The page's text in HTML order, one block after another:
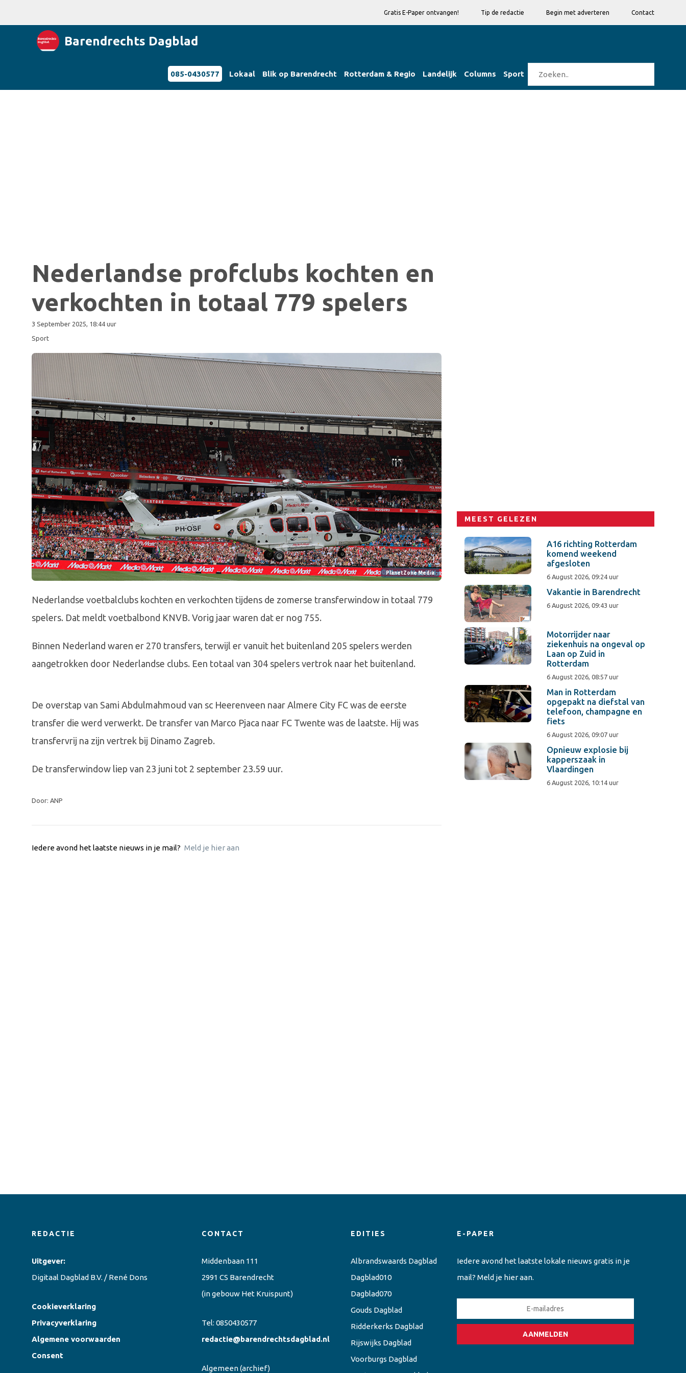
Gratis E-Paper ontvangen! Tip de redactie Begin met adverteren Contact
Barendrechts Dagblad
085-0430577 Lokaal Blik op Barendrecht Rotterdam & Regio Landelijk Columns Sport
Nederlandse profclubs kochten en
verkochten in totaal 779 spelers
3 September 2025, 18:44 uur
Sport
PlanetZone Media
Nederlandse voetbalclubs kochten en verkochten tijdens de zomerse transferwindow in totaal 779
spelers. Dat meldt voetbalbond KNVB. Vorig jaar waren dat er nog 755.
Binnen Nederland waren er 270 transfers, terwijl er vanuit het buitenland 205 spelers werden
aangetrokken door Nederlandse clubs. Een totaal van 304 spelers vertrok naar het buitenland.
De overstap van Sami Abdulmahmoud van sc Heerenveen naar Almere City FC was de eerste
transfer die werd verwerkt. De transfer van Marco Pjaca naar FC Twente was de laatste. Hij was
transfervrij na zijn vertrek bij Dinamo Zagreb.
De transferwindow liep van 23 juni tot 2 september 23.59 uur.
Door: ANP
Iedere avond het laatste nieuws in je mail? Meld je hier aan
MEEST GELEZEN
A16 richting Rotterdam
komend weekend
afgesloten
6 August 2026, 09:24 uur
Vakantie in Barendrecht
6 August 2026, 09:43 uur
Motorrijder naar
ziekenhuis na ongeval op
Laan op Zuid in
Rotterdam
6 August 2026, 08:57 uur
Man in Rotterdam
opgepakt na diefstal van
telefoon, champagne en
fiets
6 August 2026, 09:07 uur
Opnieuw explosie bij
kapperszaak in
Vlaardingen
6 August 2026, 10:14 uur
REDACTIE
Uitgever:
Digitaal Dagblad B.V. / René Dons
Cookieverklaring
Privacyverklaring
Algemene voorwaarden
Consent
CONTACT
Middenbaan 111
2991 CS Barendrecht
(in gebouw Het Kruispunt)
Tel: 0850430577
redactie@barendrechtsdagblad.nl
Algemeen(archief)
EDITIES
Albrandswaards Dagblad
Dagblad010
Dagblad070
Gouds Dagblad
Ridderkerks Dagblad
Rijswijks Dagblad
Voorburgs Dagblad
E-PAPER
Iedere avond het laatste lokale nieuws gratis in je
mail? Meld je hier aan.